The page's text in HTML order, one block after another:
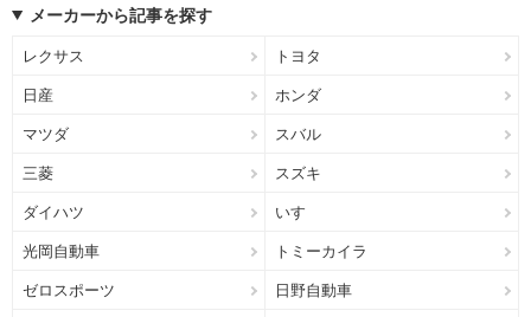
メーカーから記事を探す
レクサス トヨタ
日産 ホンダ
マツダ スバル
三菱 スズキ
ダイハツ いすゞ
光岡自動車 トミーカイラ
ゼロスポーツ 日野自動車